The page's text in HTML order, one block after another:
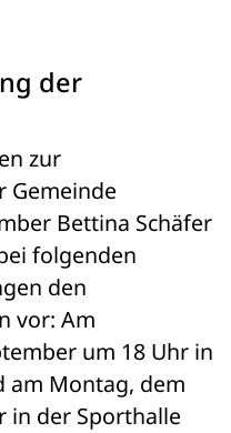
der
zur
Gemeinde
Bettina Schäfer
folgenden
den
vor: Am
um 18 Uhr in
am Montag, dem
in der Sporthalle